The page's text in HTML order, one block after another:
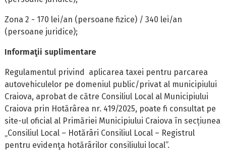
Zona 2 - 170 lei/an (persoane fizice) / 340 lei/an
(persoane juridice);
Informaţii suplimentare
Regulamentul privind aplicarea taxei pentru parcarea
autovehiculelor pe domeniul public/privat al municipiului
Craiova, aprobat de către Consiliul Local al Municipiului
Craiova prin Hotărârea nr. 419/2025, poate fi consultat pe
site-ul oficial al Primăriei Municipiului Craiova în secțiunea
„Consiliul Local – Hotărâri Consiliul Local – Registrul
pentru evidenţa hotărârilor consiliului local”.